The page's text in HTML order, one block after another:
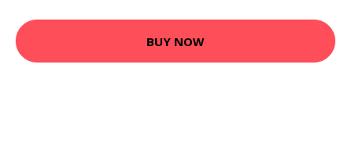
BUY NOW